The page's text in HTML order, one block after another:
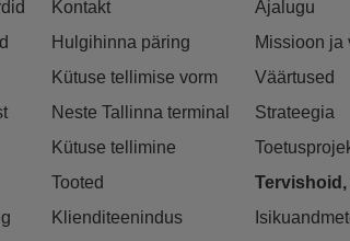
Kontakt
Hulgihinna päring
Kütuse tellimise vorm
Neste Tallinna terminal
Kütuse tellimine
Tooted
Klienditeenindus
Ajalugu
Missioon ja
Väärtused
Strateegia